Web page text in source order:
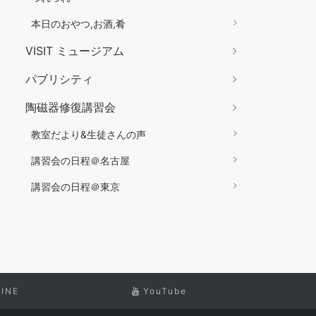
本日のおやつ,お酒,肴
VISIT ミュージアム
パブリシティ
陶磁器修復講習会
教室だより&生徒さんの声
講習会の日程＠名古屋
講習会の日程＠東京
YouTube